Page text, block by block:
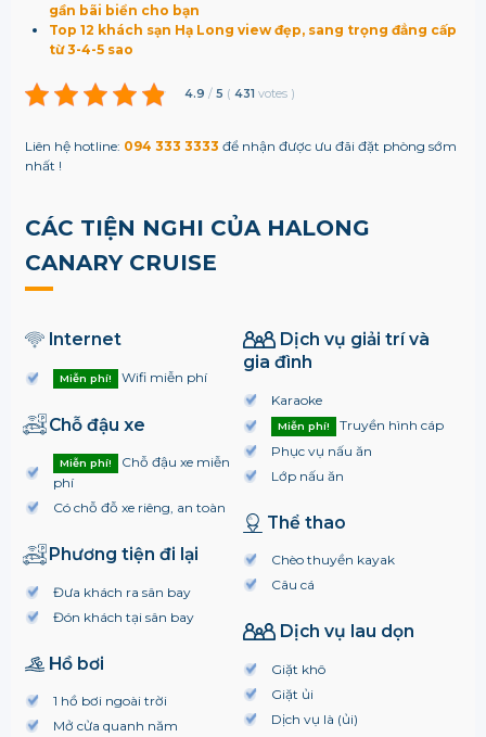
gần bãi biển cho bạn
Top 12 khách sạn Hạ Long view đẹp, sang trọng đẳng cấp
từ 3-4-5 sao
4.9 / 5 ( 431 votes )
Liên hệ hotline: 094 333 3333 để nhận được ưu đãi đặt phòng sớm
nhất !
CÁC TIỆN NGHI CỦA HALONG
CANARY CRUISE
Internet
Miễn phí! Wifi miễn phí
Chỗ đậu xe
Miễn phí!
Chỗ đậu xe miễn
phí
Có chỗ đỗ xe riêng, an toàn
Phương tiện đi lại
Đưa khách ra sân bay
Đón khách tại sân bay
Hồ bơi
1 hồ bơi ngoài trời
Mở cửa quanh năm
Dịch vụ giải trí và
gia đình
Karaoke
Miễn phí!
Truyền hình cáp
Phục vụ nấu ăn
Lớp nấu ăn
Thể thao
Chèo thuyền kayak
Câu cá
Dịch vụ lau dọn
Giặt khô
Giặt ủi
Dịch vụ là (ủi)